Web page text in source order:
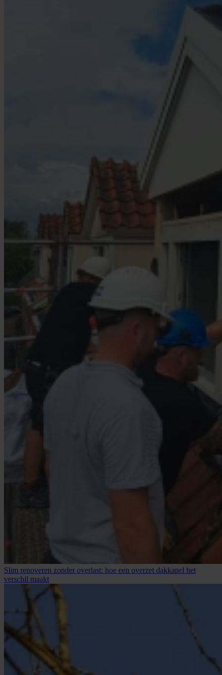
Slim renoveren zonder overlast: hoe een overzet dakkapel het
verschil maakt